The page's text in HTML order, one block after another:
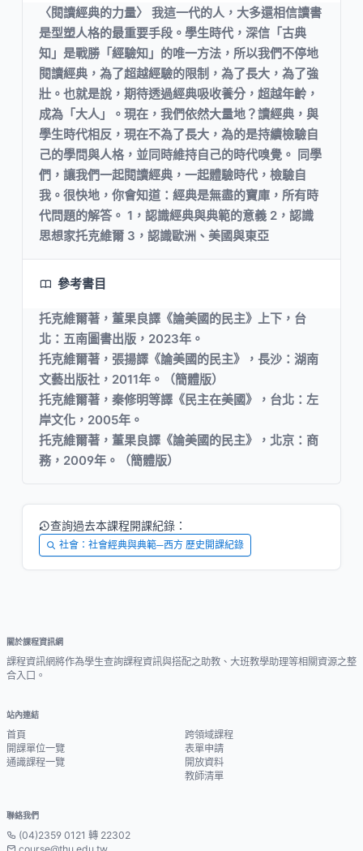
〈閱讀經典的力量〉 我這一代的人，大多還相信讀書
是型塑人格的最重要手段。學生時代，深信「古典
知」是戰勝「經驗知」的唯一方法，所以我們不停地
閱讀經典，為了超越經驗的限制，為了長大，為了強
壯。也就是說，期待透過經典吸收養分，超越年齡，
成為「大人」。現在，我們依然大量地？讀經典，與
學生時代相反，現在不為了長大，為的是持續檢驗自
己的學問與人格，並同時維持自己的時代嗅覺。 同學
們，讓我們一起閱讀經典，一起體驗時代，檢驗自
我。很快地，你會知道：經典是無盡的寶庫，所有時
代問題的解答。 1，認識經典與典範的意義 2，認識
思想家托克維爾 3，認識歐洲、美國與東亞
參考書目
托克維爾著，董果良譯《論美國的民主》上下，台
北：五南圖書出版，2023年。
托克維爾著，張揚譯《論美國的民主》，長沙：湖南
文藝出版社，2011年。（簡體版）
托克維爾著，秦修明等譯《民主在美國》，台北：左
岸文化，2005年。
托克維爾著，董果良譯《論美國的民主》，北京：商
務，2009年。（簡體版）
查詢過去本課程開課紀錄：
社會：社會經典與典範─西方 歷史開課紀錄
關於課程資訊網
課程資訊網將作為學生查詢課程資訊與搭配之助教、大班教學助理等相關資源之整
合入口。
站內連結
首頁
開課單位一覽
通識課程一覽
跨領域課程
表單申請
開放資料
教師清單
聯絡我們
(04)2359 0121 轉 22302